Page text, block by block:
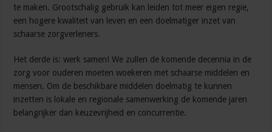
te maken. Grootschalig gebruik kan leiden tot meer eigen regie,
een hogere kwaliteit van leven en een doelmatiger inzet van
schaarse zorgverleners.
Het derde is: werk samen! We zullen de komende decennia in de
zorg voor ouderen moeten woekeren met schaarse middelen en
mensen. Om de beschikbare middelen doelmatig te kunnen
inzetten is lokale en regionale samenwerking de komende jaren
belangrijker dan keuzevrijheid en concurrentie.